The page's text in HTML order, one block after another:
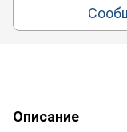
Описание